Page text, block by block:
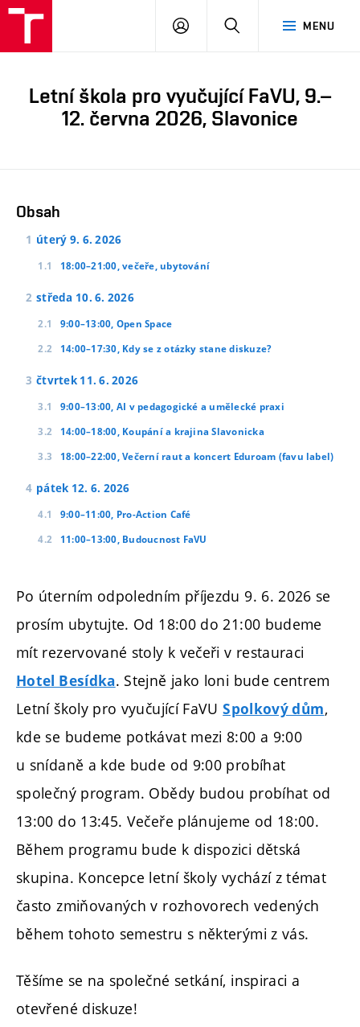
MENU
PŘIHLÁSIT
Letní škola pro vyučující FaVU, 9.–
12. června 2026, Slavonice
Obsah
úterý 9. 6. 2026
18:00–21:00, večeře, ubytování
středa 10. 6. 2026
9:00–13:00, Open Space
14:00–17:30, Kdy se z otázky stane diskuze?
čtvrtek 11. 6. 2026
9:00–13:00, AI v pedagogické a umělecké praxi
14:00–18:00, Koupání a krajina Slavonicka
18:00–22:00, Večerní raut a koncert Eduroam (favu label)
pátek 12. 6. 2026
9:00–11:00, Pro-Action Café
11:00–13:00, Budoucnost FaVU
Po úterním odpoledním příjezdu 9. 6. 2026 se
prosím ubytujte. Od 18:00 do 21:00 budeme
mít rezervované stoly k večeři v restauraci
Hotel Besídka. Stejně jako loni bude centrem
Letní školy pro vyučující FaVUSpolkový dům,
kde se budeme potkávat mezi 8:00 a 9:00
u snídaně a kde bude od 9:00 probíhat
společný program. Obědy budou probíhat od
13:00 do 13:45. Večeře plánujeme od 18:00.
Během programu bude k dispozici dětská
skupina. Koncepce letní školy vychází z témat
často zmiňovaných v rozhovorech vedených
během tohoto semestru s některými z vás.
Těšíme se na společné setkání, inspiraci a
otevřené diskuze!